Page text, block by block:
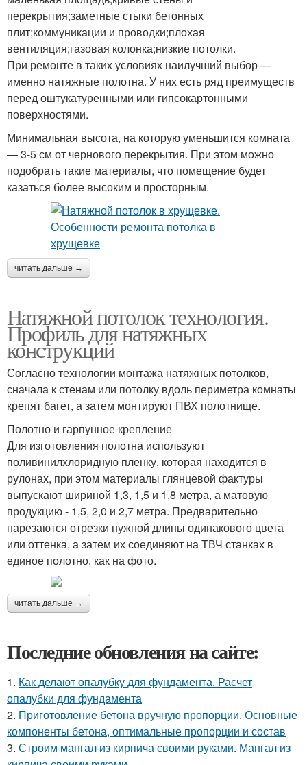
перекрытия;заметные стыки бетонных
плит;коммуникации и проводки;плохая
вентиляция;газовая колонка;низкие потолки.
При ремонте в таких условиях наилучший выбор —
именно натяжные полотна. У них есть ряд преимуществ
перед оштукатуренными или гипсокартонными
поверхностями.
Минимальная высота, на которую уменьшится комната
— 3-5 см от чернового перекрытия. При этом можно
подобрать такие материалы, что помещение будет
казаться более высоким и просторным.
читать дальше →
Натяжной потолок технология.
Профиль для натяжных
конструкций
Согласно технологии монтажа натяжных потолков,
сначала к стенам или потолку вдоль периметра комнаты
крепят багет, а затем монтируют ПВХ полотнище.
Полотно и гарпунное крепление
Для изготовления полотна используют
поливинилхлоридную пленку, которая находится в
рулонах, при этом материалы глянцевой фактуры
выпускают шириной 1,3, 1,5 и 1,8 метра, а матовую
продукцию - 1,5, 2,0 и 2,7 метра. Предварительно
нарезаются отрезки нужной длины одинакового цвета
или оттенка, а затем их соединяют на ТВЧ станках в
единое полотно, как на фото.
читать дальше →
Последние обновления на сайте:
1. Как делают опалубку для фундамента. Расчет
опалубки для фундамента
2. Приготовление бетона вручную пропорции. Основные
компоненты бетона, оптимальные пропорции и состав
3. Строим мангал из кирпича своими руками. Мангал из